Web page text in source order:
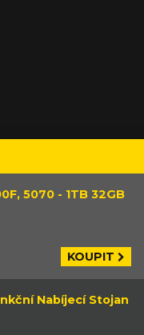
5070 - 1TB 32GB
KOUPIT
Nabíjecí Stojan